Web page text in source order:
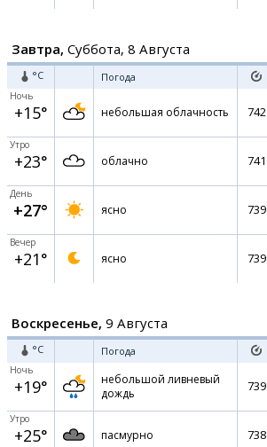
Завтра, Суббота, 8 Августа
°C Погода
Ночь
+15° небольшая облачность 742
Утро
+23° облачно 741
День
+27° ясно 739
Вечер
+21° ясно 739
Воскресенье, 9 Августа
°C Погода
Ночь
+19°
небольшой ливневый
дождь
739
Утро
+25° пасмурно 738